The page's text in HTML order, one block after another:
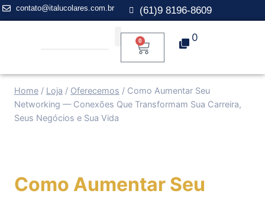
contato@italucolares.com.br (61)9 8196-8609
0 0
Home / Loja / Oferecemos / Como Aumentar Seu
Networking — Conexões Que Transformam Sua Carreira,
Seus Negócios e Sua Vida
Como Aumentar Seu